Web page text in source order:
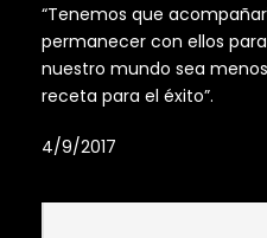
“Tenemos que
permanecer con ellos
nuestro mundo sea
receta para el éxito”.
4/9/2017